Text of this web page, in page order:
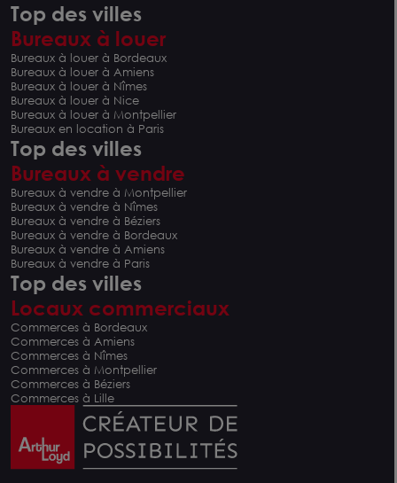
Top des villes
Bureaux à louer
Bureaux à louer à Bordeaux
Bureaux à louer à Amiens
Bureaux à louer à Nîmes
Bureaux à louer à Nice
Bureaux à louer à Montpellier
Bureaux en location à Paris
Top des villes
Bureaux à vendre
Bureaux à vendre à Montpellier
Bureaux à vendre à Nîmes
Bureaux à vendre à Béziers
Bureaux à vendre à Bordeaux
Bureaux à vendre à Amiens
Bureaux à vendre à Paris
Top des villes
Locaux commerciaux
Commerces à Bordeaux
Commerces à Amiens
Commerces à Nîmes
Commerces à Montpellier
Commerces à Béziers
Commerces à Lille